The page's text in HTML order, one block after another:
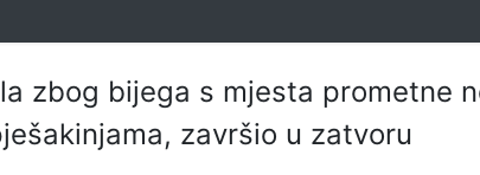
zbog bijega s mjesta prometne
završio u zatvoru